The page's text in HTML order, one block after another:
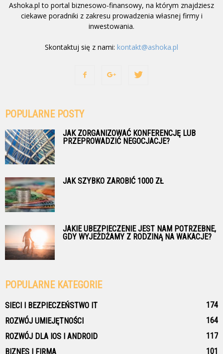
Ashoka.pl to portal biznesowo-finansowy, na którym znajdziesz
ciekawe poradniki z zakresu prowadzenia własnej firmy i
inwestowania.
Skontaktuj się z nami: kontakt@ashoka.pl
POPULARNE POSTY
JAK ZORGANIZOWAĆ KONFERENCJĘ LUB
PRZEPROWADZIĆ NEGOCJACJE?
JAK SZYBKO ZAROBIĆ 1000 ZŁ
JAKIE UBEZPIECZENIE JEST NAM POTRZEBNE,
GDY WYJEŻDŻAMY Z RODZINĄ NA WAKACJE?
POPULARNE KATEGORIE
SIECI I BEZPIECZEŃSTWO IT
174
ROZWÓJ UMIEJĘTNOŚCI
164
ROZWÓJ DLA IOS I ANDROID
117
BIZNES I FIRMA
101